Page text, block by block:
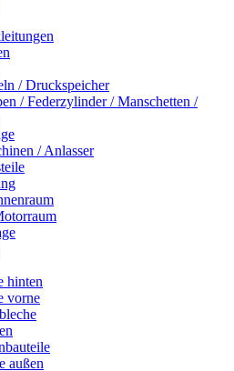
/ Druckspeicher
/ Federzylinder / Manschetten /
/ Anlasser
hinten
vorne
außen